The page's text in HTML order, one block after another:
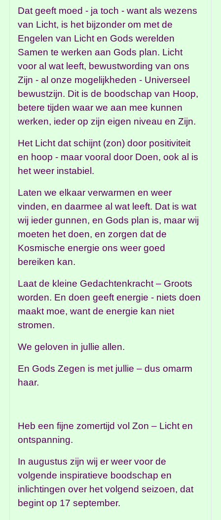
Dat geeft moed - ja toch - want als wezens
van Licht, is het bijzonder om met de
Engelen van Licht en Gods werelden
Samen te werken aan Gods plan. Licht
voor al wat leeft, bewustwording van ons
Zijn - al onze mogelijkheden - Universeel
bewustzijn. Dit is de boodschap van Hoop,
betere tijden waar we aan mee kunnen
werken, ieder op zijn eigen niveau en Zijn.
Het Licht dat schijnt (zon) door positiviteit
en hoop - maar vooral door Doen, ook al is
het weer instabiel.
Laten we elkaar verwarmen en weer
vinden, en daarmee al wat leeft. Dat is wat
wij ieder gunnen, en Gods plan is, maar wij
moeten het doen, en zorgen dat de
Kosmische energie ons weer goed
bereiken kan.
Laat de kleine Gedachtenkracht – Groots
worden. En doen geeft energie - niets doen
maakt moe, want de energie kan niet
stromen.
We geloven in jullie allen.
En Gods Zegen is met jullie – dus omarm
haar.
Heb een fijne zomertijd vol Zon – Licht en
ontspanning.
In augustus zijn wij er weer voor de
volgende inspiratieve boodschap en
inlichtingen over het volgend seizoen, dat
begint op 17 september.